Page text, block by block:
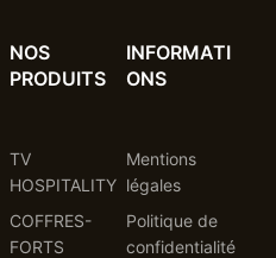
NOS
PRODUITS
TV
HOSPITALITY
COFFRES-
FORTS
INFORMATI
ONS
Mentions
légales
Politique de
confidentialité